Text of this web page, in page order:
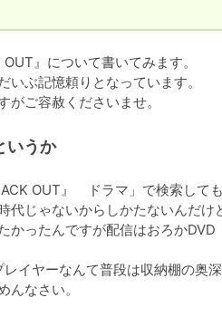
』について書いてみます。
ぶ記憶頼りとなっています。
ご容赦くださいませ。
いうか
OUT』　ドラマ」で検索して
じゃないからしかたないんだけ
かったんですが配信はおろか
イヤーなんて普段は収納棚の奥
んなさい。